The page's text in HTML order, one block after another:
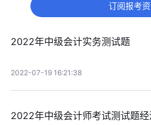
订阅报考
2022年中级会计实务测试题
2022-07-19 16:21:38
2022年中级会计师考试测试题经